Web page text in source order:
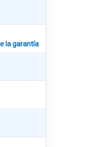
la garantía